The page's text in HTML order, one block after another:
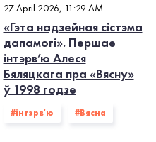
27 April 2026, 11:29 AM
«Гэта надзейная сістэма
дапамогі». Першае
інтэрв’ю Алеся
Бяляцкага пра «Вясну»
ў 1998 годзе
#інтэрв'ю #Вясна